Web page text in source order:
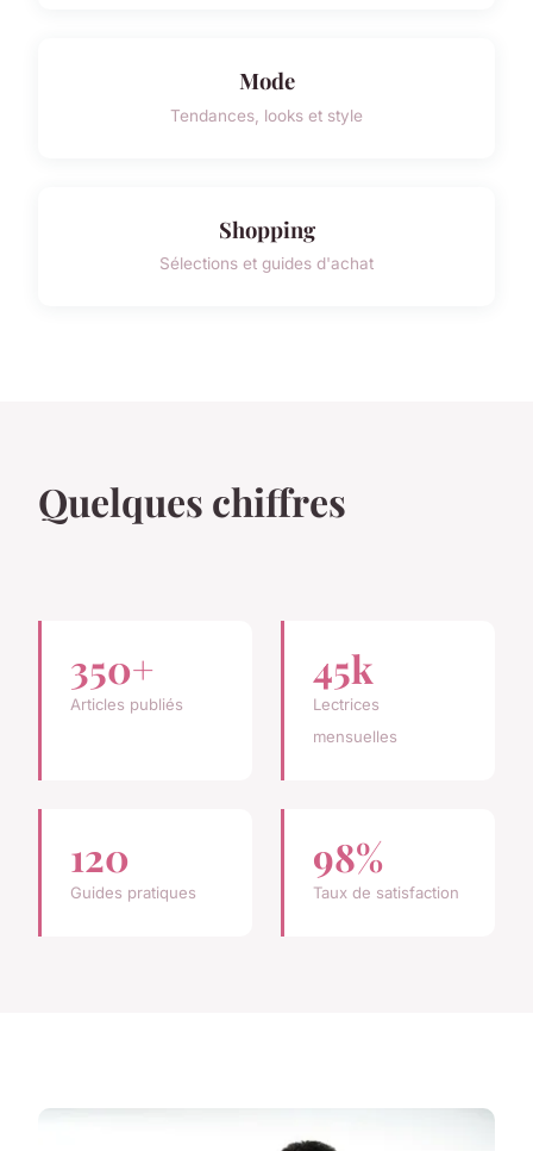
Mode
Tendances, looks et style
Shopping
Sélections et guides d'achat
Quelques chiffres
350+
Articles publiés
45k
Lectrices
mensuelles
120
Guides pratiques
98%
Taux de satisfaction